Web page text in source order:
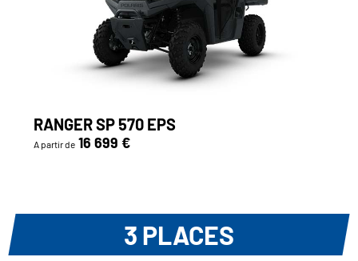
RANGER SP 570 EPS
A partir de 16 699 €
3 PLACES